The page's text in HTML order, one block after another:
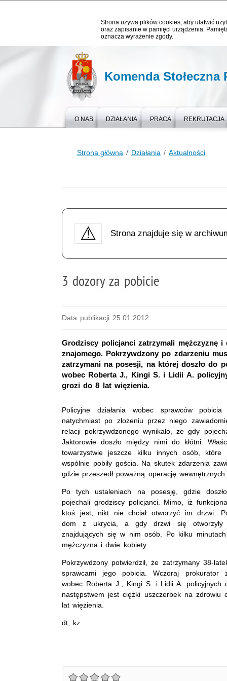
Strona używa plików cookies, aby ułatwić
oraz zapisanie w pamięci urządzenia.
oznacza wyrażenie zgody.
Komenda Stołeczna
O NAS DZIAŁANIA PRACA REKRUTACJA
Strona główna Działania Aktualności
Strona znajduje się w
3 dozory za pobicie
Data publikacji 25.01.2012
Grodziscy policjanci zatrzymali mężczyznę
znajomego. Pokrzywdzony po zdarzeniu
zatrzymani na posesji, na której doszło do
wobec Roberta J., Kingi S. i Lidii A.
grozi do 8 lat więzienia.
Policyjne działania wobec sprawców
natychmiast po złożeniu przez niego
relacji pokrzywdzonego wynikało, że gdy
Jaktorowie doszło między nimi do kłótni.
towarzystwie jeszcze kilku innych osób, które
wspólnie pobiły gościa. Na skutek zdarzenia
gdzie przeszedł poważną operację wewnętrznych
Po tych ustaleniach na posesję, gdzie
pojechali grodziscy policjanci. Mimo, iż
ktoś jest, nikt nie chciał otworzyć im drzwi.
dom z ukrycia, a gdy drzwi się otworzyły
znajdujących się w nim osób. Po kilku
mężczyzna i dwie kobiety.
Pokrzywdzony potwierdził, że zatrzymany 38-
sprawcami jego pobicia. Wczoraj prokurator
wobec Roberta J., Kingi S. i Lidii A. policyjnych
następstwem jest ciężki uszczerbek na zdrowiu
lat więzienia.
dt, kz